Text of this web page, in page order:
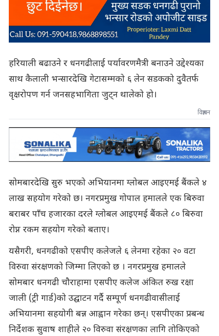
हरियाली बढाउने र धनगढीलाई पर्यावरणमैत्री बनाउने उद्देश्यका
साथ कैलाली भन्सारदेखि गेटासम्मको ६ लेन सडकको दुवैतर्फ
वृक्षरोपण गर्न जनसहभागिता जुट्न थालेको हो।
विज्ञापन
सोमबारदेखि सुरु भएको अभियानमा ग्लोबल आइएमई बैंकले ४
लाख सहयोग गरेको छ। नगरप्रमुख गोपाल हमालले एक बिरुवा
बराबर पाँच हजारका दरले ग्लोबल आइएमई बैंकले ८० बिरुवा
रोप्न रकम सहयोग गरेको बताए।
यसैगरी, धनगढीको एसपीए कलेजले ६ लेनमा रहेका २० वटा
विरुवा संरक्षणको जिम्मा लिएको छ । नगरप्रमुख हमालले
सोमबार धनगढी चौराहामा एसपीए कलेज अंकित रुख रक्षा
जाली (ट्री गार्ड)को उद्घाटन गर्दै सम्पूर्ण धनगढीवासीलाई
अभियानमा सहयोगी बन्न आह्वान गरेका छन्। एसपीएका प्रबन्ध
निर्देशक सुवाष शाहीले २० विरुवा संरक्षणका लागि तोकिएको